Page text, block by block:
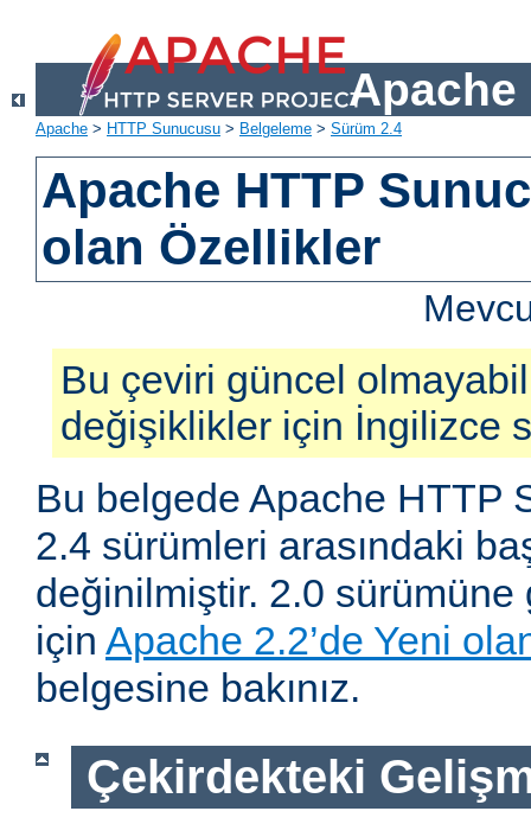
Apache
Apache > HTTP Sunucusu > Belgeleme > Sürüm 2.4
Apache HTTP
olan Özellikler
Bu çeviri güncel
değişiklikler için İngilizce
Bu belgede Apache HTTP
2.4 sürümleri arasındaki
değinilmiştir. 2.0
için Apache 2.2’de Yeni
belgesine bakınız.
Çekirdekteki